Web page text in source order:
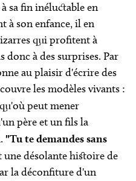
sa fin inéluctable en
à son enfance, il en
qui profitent à
à des surprises. Par
au plaisir d'écrire des
les modèles vivants :
peut mener
père et un fils la
"Tu te demandes sans
une désolante histoire de
la déconfiture d'un